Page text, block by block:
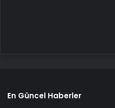
En Güncel Haberler